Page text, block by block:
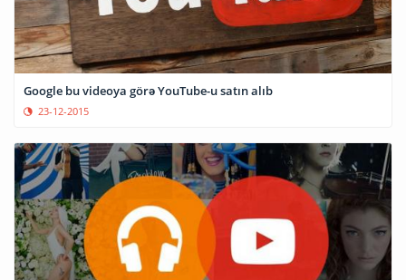
Google bu videoya görə YouTube-u satın alıb
23-12-2015